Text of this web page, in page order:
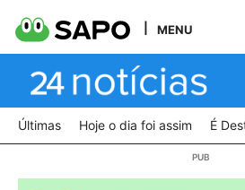
MENU
Últimas Hoje o dia foi assim É